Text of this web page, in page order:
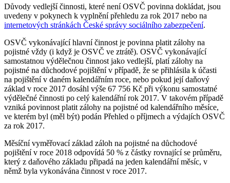
Důvody vedlejší činnosti, které není OSVČ povinna dokládat, jsou
uvedeny v pokynech k vyplnění přehledu za rok 2017 nebo na
internetových stránkách České správy sociálního zabezpečení.
OSVČ vykonávající hlavní činnost je povinna platit zálohy na
pojistné vždy (i když je OSVČ ve ztrátě). OSVČ vykonávající
samostatnou výdělečnou činnost jako vedlejší, platí zálohy na
pojistné na důchodové pojištění v případě, že se přihlásila k účasti
na pojištění v daném kalendářním roce, nebo pokud její daňový
základ v roce 2017 dosáhl výše 67 756 Kč při výkonu samostatné
výdělečné činnosti po celý kalendářní rok 2017. V takovém případě
vzniká povinnost platit zálohy na pojistné od kalendářního měsíce,
ve kterém byl (měl být) podán Přehled o příjmech a výdajích OSVČ
za rok 2017.
Měsíční vyměřovací základ záloh na pojistné na důchodové
pojištění v roce 2018 odpovídá 50 % z částky rovnající se průměru,
který z daňového základu připadá na jeden kalendářní měsíc, v
němž byla vykonávána činnost v roce 2017.